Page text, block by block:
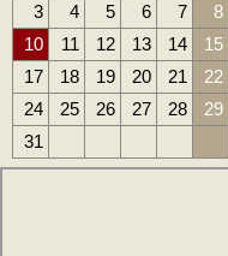
3
4 5 6 7 8
10
11 12 13 14 15
17
18 19 20 21 22
24
25 26 27 28 29
31